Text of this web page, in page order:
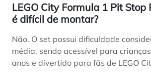
LEGO City Formula 1 Pit Stop
é difícil de montar?
Não. O set possui dificuldade
média, sendo acessível para
anos e divertido para fãs de LEGO